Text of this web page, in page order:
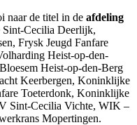
naar de titel in de afdeling
Cecilia Deerlijk,
Frysk Jeugd Fanfare
Heist-op-den-
Heist-op-den-Berg
Keerbergen, Koninklijke
Toeterdonk, Koninklijke
Sint-Cecilia Vichte, WIK –
Mopertingen.